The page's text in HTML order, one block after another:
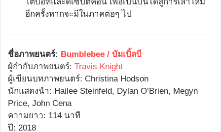
อีกครั้งหากจะมีในภาคต่อๆ ไป
ชื่อภาพยนตร์: Bumblebee / บัมเบิ้ลบี
ผู้กำกับภาพยนตร์: Travis Knight
ผู้เขียนบทภาพยนตร์: Christina Hodson
นักแสดงนำ: Hailee Steinfeld, Dylan O’Brien, Megyn
Price, John Cena
ความยาว: 114 นาที
ปี: 2018